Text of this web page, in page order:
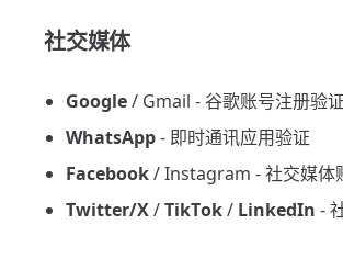
社交媒体
Google/ Gmail - 谷歌账号注册验证
WhatsApp- 即时通讯应用验证
Facebook/ Instagram - 社交媒体
Twitter/X/TikTok/ LinkedIn -